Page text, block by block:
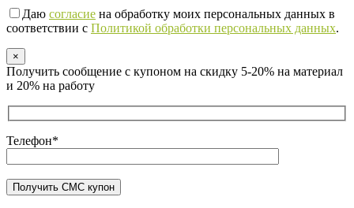
Даю согласие на обработку моих персональных данных в
соответствии с Политикой обработки персональных данных.
×
Получить сообщение с купоном на скидку 5-20% на материал
и 20% на работу
Телефон*